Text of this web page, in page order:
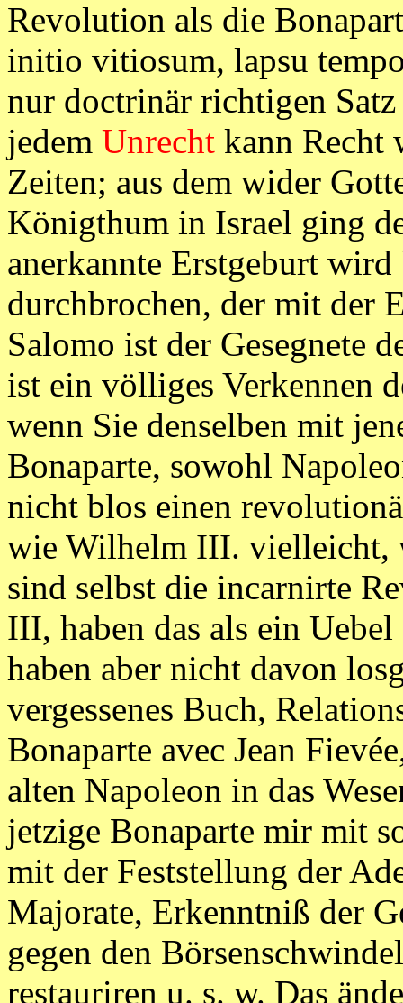
Revolution als die
initio vitiosum, lapsu
nur doctrinär richtigen
jedem Unrecht kann Recht
Zeiten; aus dem wider
Königthum in Israel ging
anerkannte Erstgeburt
durchbrochen, der mit der
Salomo ist der Gesegnete
ist ein völliges Verkennen
wenn Sie denselben mit
Bonaparte, sowohl
nicht blos einen
wie Wilhelm III. vielleicht,
sind selbst die incarnirte
III, haben das als ein
haben aber nicht davon
vergessenes Buch,
Bonaparte avec Jean
alten Napoleon in das
jetzige Bonaparte mir mit
mit der Feststellung der
Majorate, Erkenntniß der
gegen den
restauriren u. s. w. Das